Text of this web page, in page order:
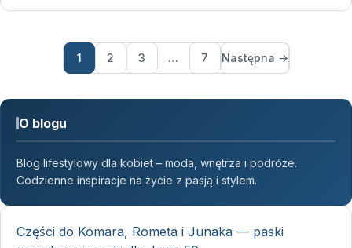
1 2 3 … 7 Następna →
O blogu
Blog lifestylowy dla kobiet – moda, wnętrza i podróże.
Codzienne inspiracje na życie z pasją i stylem.
Części do Komara, Rometa i Junaka — paski